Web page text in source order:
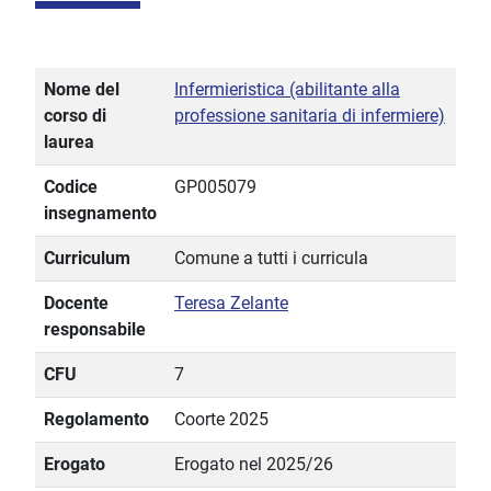
Nome del
corso di
laurea
Infermieristica (abilitante alla
professione sanitaria di infermiere)
Codice
insegnamento
GP005079
Curriculum Comune a tutti i curricula
Docente
responsabile
Teresa Zelante
CFU 7
Regolamento Coorte 2025
Erogato Erogato nel 2025/26